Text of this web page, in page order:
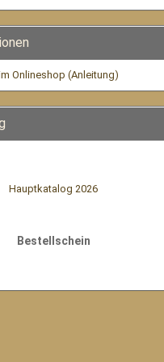
Onlineshop (Anleitung)
Hauptkatalog 2026
Bestellschein